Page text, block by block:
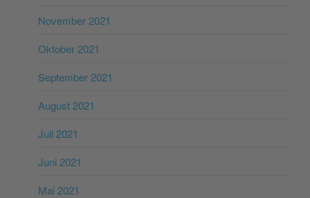
November 2021
Oktober 2021
September 2021
August 2021
Juli 2021
Juni 2021
Mai 2021